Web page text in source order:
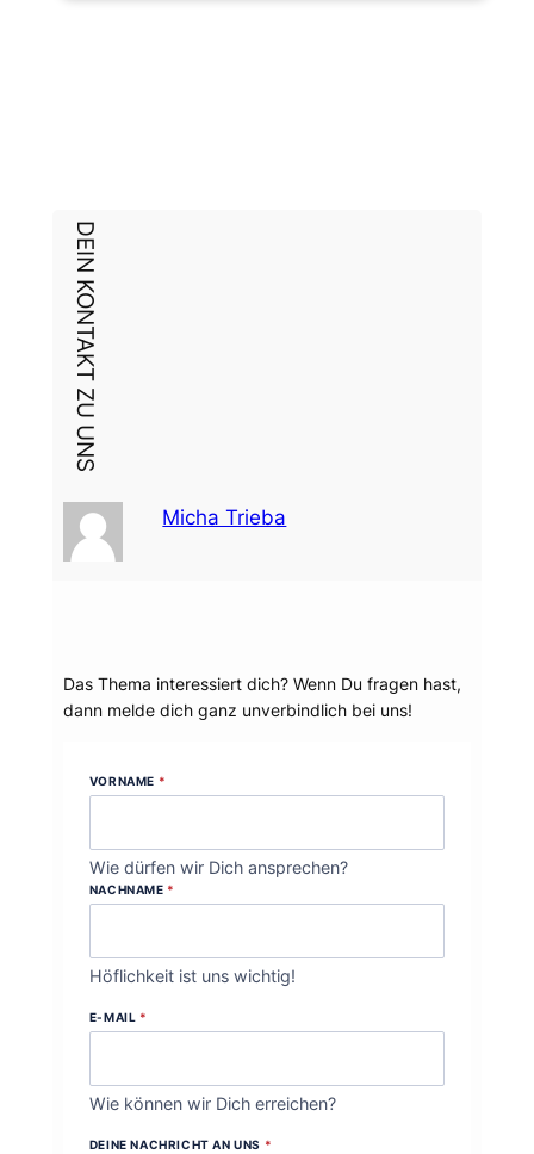
DEIN KONTAKT ZU UNS
Micha Trieba
Das Thema interessiert dich? Wenn Du fragen hast,
dann melde dich ganz unverbindlich bei uns!
VORNAME *
Wie dürfen wir Dich ansprechen?
NACHNAME *
Höflichkeit ist uns wichtig!
E-MAIL *
Wie können wir Dich erreichen?
DEINE NACHRICHT AN UNS *